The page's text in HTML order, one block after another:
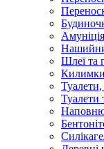
Шлеї та
Килимки
Туалети,
Туалети